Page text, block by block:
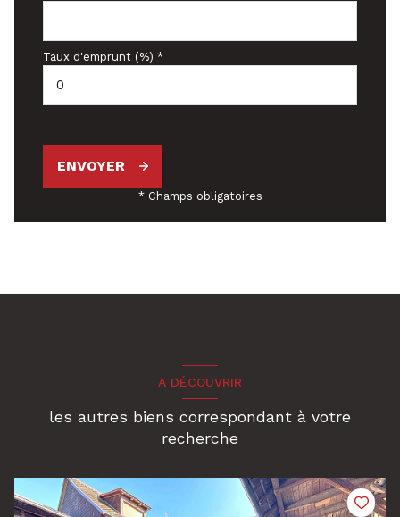
Taux d'emprunt (%) *
ENVOYER
* Champs obligatoires
A DÉCOUVRIR
les autres biens correspondant à votre
recherche